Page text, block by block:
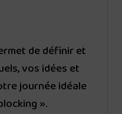
de définir et
vos idées et
journée idéale
».